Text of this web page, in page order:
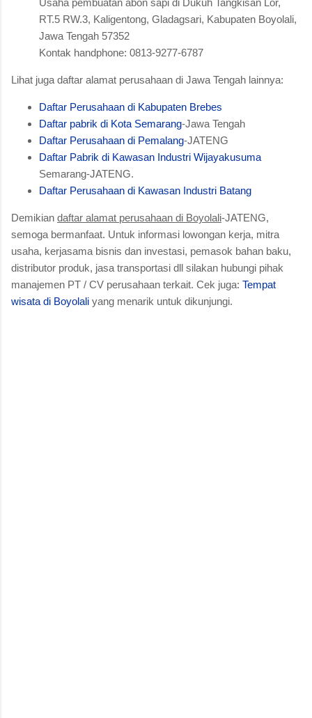
RT.5 RW.3, Kaligentong, Gladagsari, Kabupaten Boyolali,
Jawa Tengah 57352
Kontak handphone: 0813-9277-6787
Lihat juga daftar alamat perusahaan di Jawa Tengah lainnya:
Daftar Perusahaan di Kabupaten Brebes
Daftar pabrik di Kota Semarang-Jawa Tengah
Daftar Perusahaan di Pemalang-JATENG
Daftar Pabrik di Kawasan Industri Wijayakusuma
Semarang-JATENG.
Daftar Perusahaan di Kawasan Industri Batang
Demikian daftar alamat perusahaan di Boyolali-JATENG,
semoga bermanfaat. Untuk informasi lowongan kerja, mitra
usaha, kerjasama bisnis dan investasi, pemasok bahan baku,
distributor produk, jasa transportasi dll silakan hubungi pihak
manajemen PT / CV perusahaan terkait. Cek juga: Tempat
wisata di Boyolali yang menarik untuk dikunjungi.